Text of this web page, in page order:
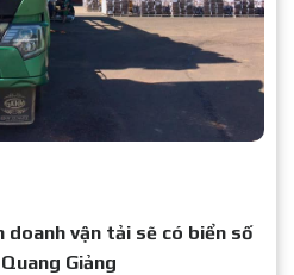
vận tải sẽ có biển số
Giảng